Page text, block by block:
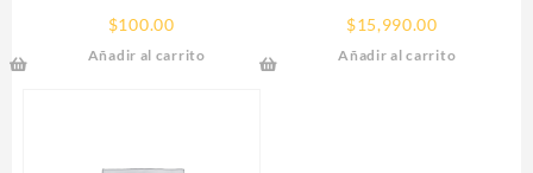
$100.00
Añadir al carrito
R907XGAMINGOCICE-16GD)
RX 9070
$15,990.00
Añadir al carrito